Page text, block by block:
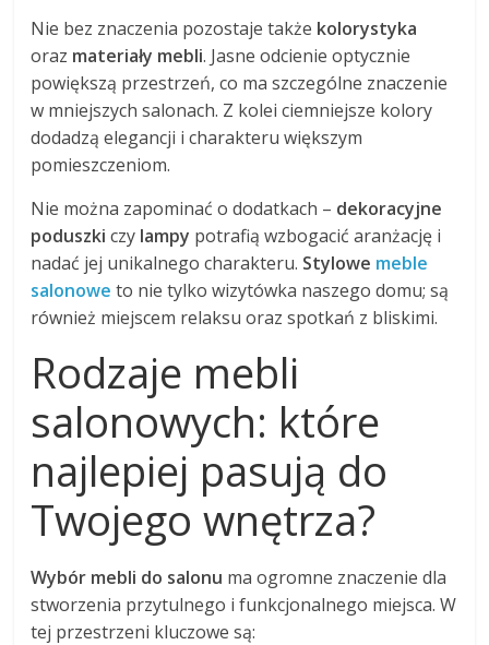
Nie bez znaczenia pozostaje także kolorystyka
oraz materiały mebli. Jasne odcienie optycznie
powiększą przestrzeń, co ma szczególne znaczenie
w mniejszych salonach. Z kolei ciemniejsze kolory
dodadzą elegancji i charakteru większym
pomieszczeniom.
Nie można zapominać o dodatkach – dekoracyjne
poduszki czy lampy potrafią wzbogacić aranżację i
nadać jej unikalnego charakteru. Stylowe meble
salonowe to nie tylko wizytówka naszego domu; są
również miejscem relaksu oraz spotkań z bliskimi.
Rodzaje mebli
salonowych: które
najlepiej pasują do
Twojego wnętrza?
Wybór mebli do salonu ma ogromne znaczenie dla
stworzenia przytulnego i funkcjonalnego miejsca. W
tej przestrzeni kluczowe są: